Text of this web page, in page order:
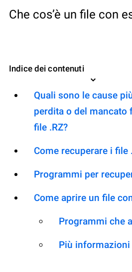
Che cos’è un file con
Indice dei contenuti
Quali sono le cause
perdita o del mancato
file .RZ?
Come recuperare i file
Programmi per
Come aprire un file
Programmi che
Più informazioni